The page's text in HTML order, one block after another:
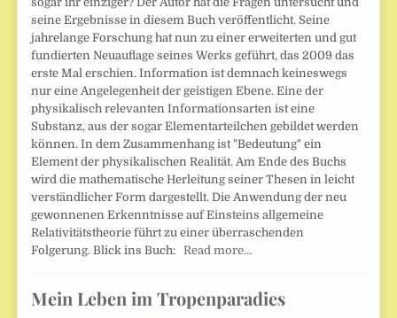
seine Ergebnisse in diesem Buch veröffentlicht. Seine
jahrelange Forschung hat nun zu einer erweiterten und gut
fundierten Neuauflage seines Werks geführt, das 2009 das
erste Mal erschien. Information ist demnach keineswegs
nur eine Angelegenheit der geistigen Ebene. Eine der
physikalisch relevanten Informationsarten ist eine
Substanz, aus der sogar Elementarteilchen gebildet werden
können. In dem Zusammenhang ist "Bedeutung" ein
Element der physikalischen Realität. Am Ende des Buchs
wird die mathematische Herleitung seiner Thesen in leicht
verständlicher Form dargestellt. Die Anwendung der neu
gewonnenen Erkenntnisse auf Einsteins allgemeine
Relativitätstheorie führt zu einer überraschenden
Folgerung. Blick ins Buch: Read more…
Mein Leben im Tropenparadies